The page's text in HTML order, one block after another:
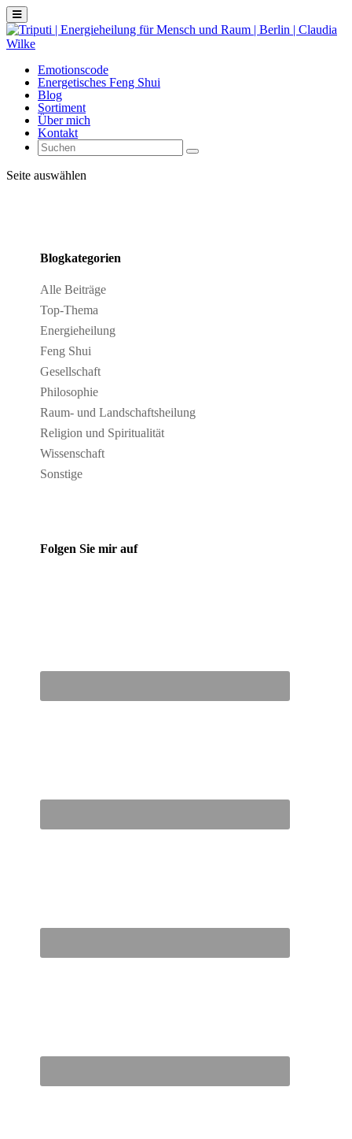
Emotionscode
Energetisches Feng Shui
Blog
Sortiment
Über mich
Kontakt
Seite auswählen
Blogkategorien
Alle Beiträge
Top-Thema
Energieheilung
Feng Shui
Gesellschaft
Philosophie
Raum- und Landschaftsheilung
Religion und Spiritualität
Wissenschaft
Sonstige
Folgen Sie mir auf